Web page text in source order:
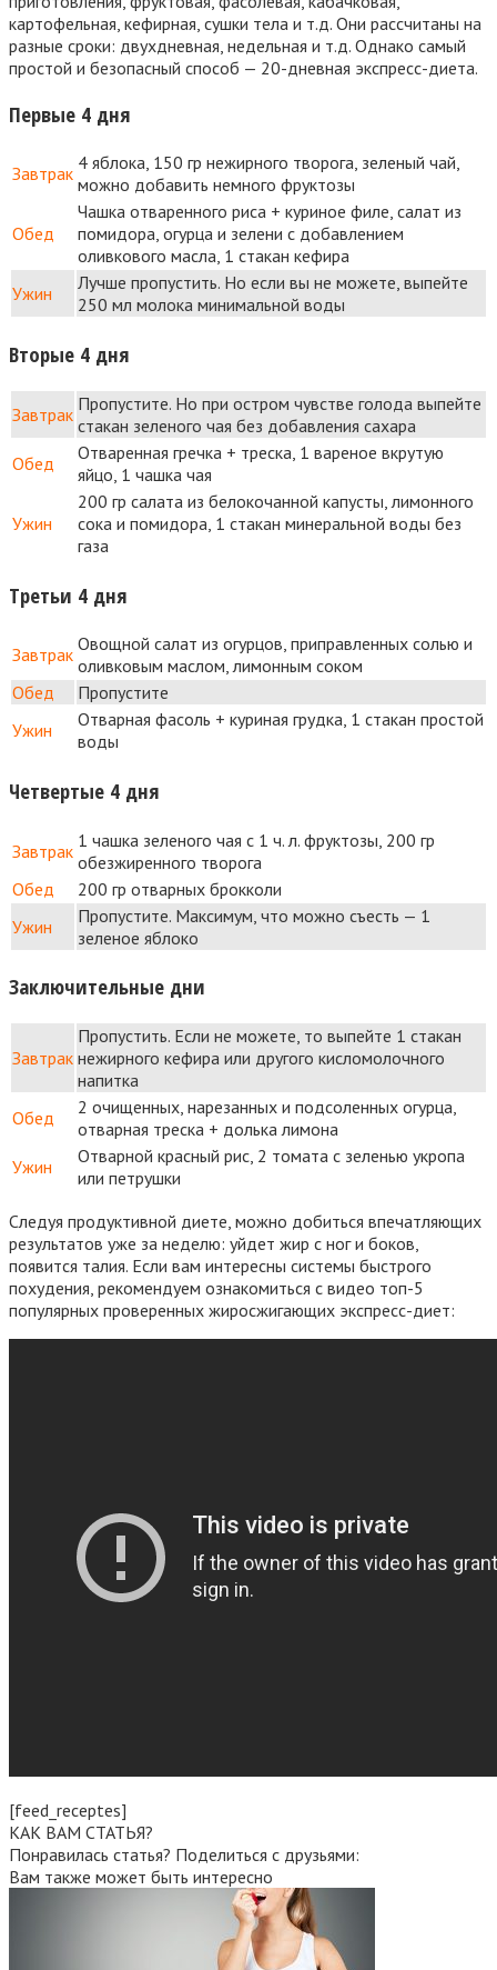
картофельная, кефирная, сушки тела и т.д. Они рассчитаны на
разные сроки: двухдневная, недельная и т.д. Однако самый
простой и безопасный способ — 20-дневная экспресс-диета.
Первые 4 дня
Завтрак 4 яблока, 150 гр нежирного творога, зеленый чай,
можно добавить немного фруктозы
Обед
Чашка отваренного риса + куриное филе, салат из
помидора, огурца и зелени с добавлением
оливкового масла, 1 стакан кефира
Ужин
Лучше пропустить. Но если вы не можете, выпейте
250 мл молока минимальной воды
Вторые 4 дня
Завтрак Пропустите. Но при остром чувстве голода выпейте
стакан зеленого чая без добавления сахара
Обед
Отваренная гречка + треска, 1 вареное вкрутую
яйцо, 1 чашка чая
Ужин
200 гр салата из белокочанной капусты, лимонного
сока и помидора, 1 стакан минеральной воды без
газа
Третьи 4 дня
Завтрак Овощной салат из огурцов, приправленных солью и
оливковым маслом, лимонным соком
Обед
Пропустите
Ужин
Отварная фасоль + куриная грудка, 1 стакан простой
воды
Четвертые 4 дня
Завтрак 1 чашка зеленого чая с 1 ч. л. фруктозы, 200 гр
обезжиренного творога
Обед
200 гр отварных брокколи
Ужин
Пропустите. Максимум, что можно съесть — 1
зеленое яблоко
Заключительные дни
Завтрак
Пропустить. Если не можете, то выпейте 1 стакан
нежирного кефира или другого кисломолочного
напитка
Обед
2 очищенных, нарезанных и подсоленных огурца,
отварная треска + долька лимона
Ужин
Отварной красный рис, 2 томата с зеленью укропа
или петрушки
Следуя продуктивной диете, можно добиться впечатляющих
результатов уже за неделю: уйдет жир с ног и боков,
появится талия. Если вам интересны системы быстрого
похудения, рекомендуем ознакомиться с видео топ-5
популярных проверенных жиросжигающих экспресс-диет:
[feed_receptes]
КАК ВАМ СТАТЬЯ?
Понравилась статья? Поделиться с друзьями:
Вам также может быть интересно